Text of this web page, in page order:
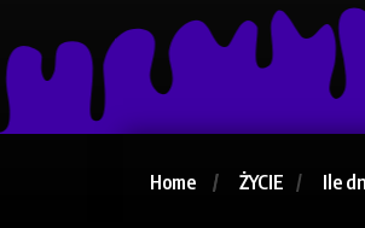
Home ŻYCIE Ile